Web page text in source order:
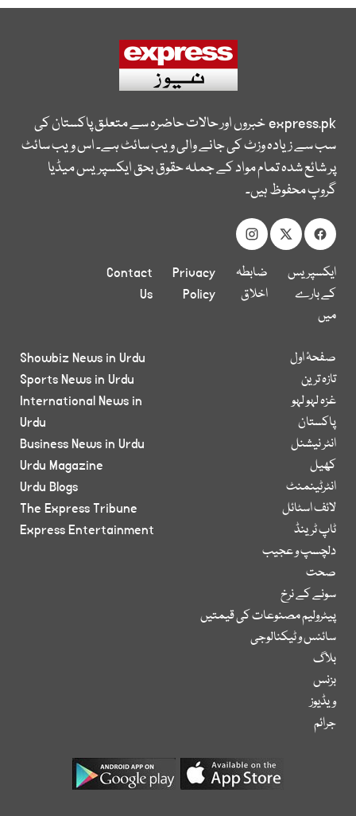
express.pkخبروں اور حالات حاضرہ سے متعلق پاکستان کی
سب سے زیادہ وزٹ کی جانے والی ویب سائٹ ہے۔ اس ویب سائٹ
پر شائع شدہ تمام مواد کے جملہ حقوق بحق ایکسپریس میڈیا
گروپ محفوظ ہیں۔
ایکسپریس
کے بارے
میں
ضابطہ
اخلاق
Privacy
Policy
Contact
Us
صفحۂ اول
تازہ ترین
غزہ لہو لہو
پاکستان
انٹر نیشنل
کھیل
انٹرٹینمنٹ
لائف اسٹائل
ٹاپ ٹرینڈ
دلچسپ و عجیب
صحت
سونے کے نرخ
پیٹرولیم مصنوعات کی قیمتیں
سائنس و ٹیکنالوجی
بلاگ
بزنس
ویڈیوز
جرائم
Showbiz News in Urdu
Sports News in Urdu
International News in
Urdu
Business News in Urdu
Urdu Magazine
Urdu Blogs
The Express Tribune
Express Entertainment